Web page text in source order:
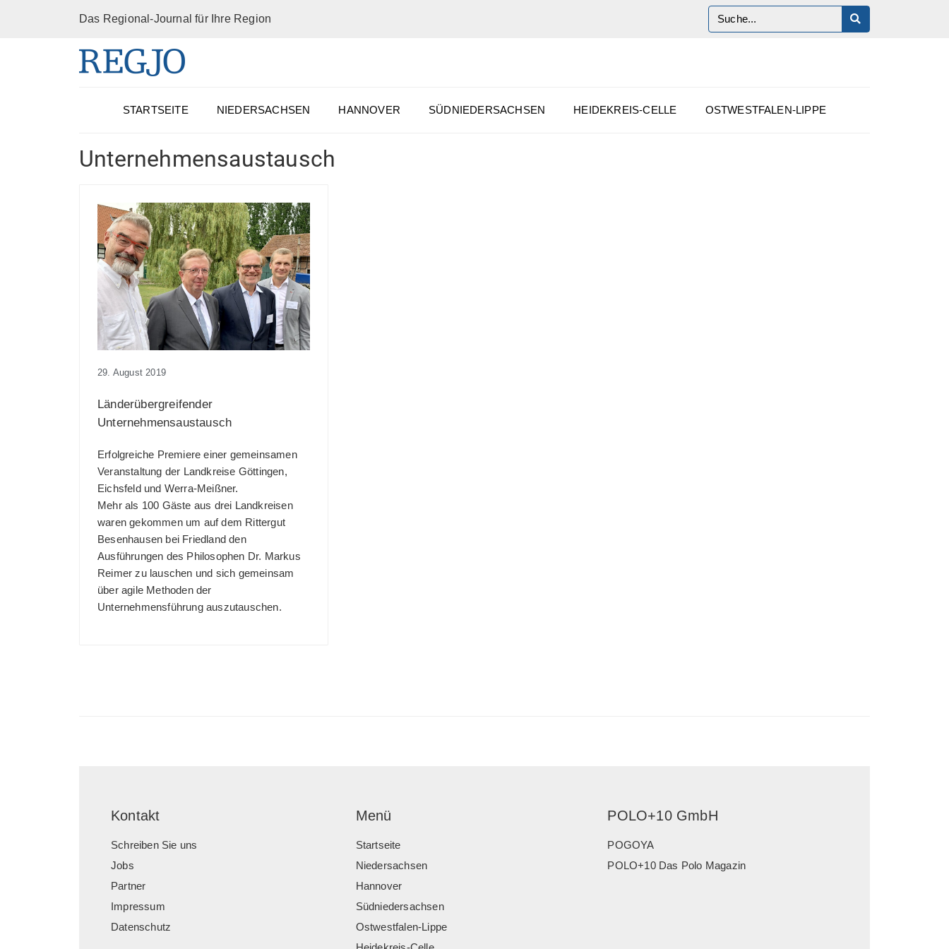
Das Regional-Journal für Ihre Region
STARTSEITE NIEDERSACHSEN HANNOVER SÜDNIEDERSACHSEN HEIDEKREIS-CELLE OSTWESTFALEN-LIPPE
Unternehmensaustausch
29. August 2019
Länderübergreifender
Unternehmensaustausch
Erfolgreiche Premiere einer gemeinsamen
Veranstaltung der Landkreise Göttingen,
Eichsfeld und Werra-Meißner.
Mehr als 100 Gäste aus drei Landkreisen
waren gekommen um auf dem Rittergut
Besenhausen bei Friedland den
Ausführungen des Philosophen Dr. Markus
Reimer zu lauschen und sich gemeinsam
über agile Methoden der
Unternehmensführung auszutauschen.
Kontakt
Schreiben Sie uns
Jobs
Partner
Impressum
Datenschutz
Menü
Startseite
Niedersachsen
Hannover
Südniedersachsen
Ostwestfalen-Lippe
POLO+10 GmbH
POGOYA
POLO+10 Das Polo Magazin